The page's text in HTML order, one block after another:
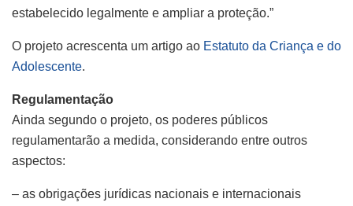
estabelecido legalmente e ampliar a proteção.”
O projeto acrescenta um artigo ao Estatuto da Criança e do
Adolescente.
Regulamentação
Ainda segundo o projeto, os poderes públicos
regulamentarão a medida, considerando entre outros
aspectos:
– as obrigações jurídicas nacionais e internacionais